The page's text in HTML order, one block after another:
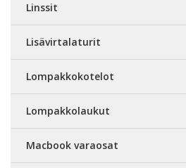
Linssit
Lisävirtalaturit
Lompakkokotelot
Lompakkolaukut
Macbook varaosat